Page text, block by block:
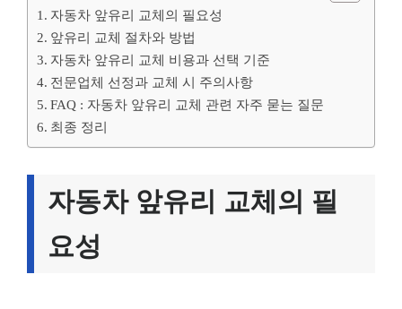
자동차 앞유리 교체의 필요성
앞유리 교체 절차와 방법
자동차 앞유리 교체 비용과 선택 기준
전문업체 선정과 교체 시 주의사항
FAQ : 자동차 앞유리 교체 관련 자주 묻는 질문
최종 정리
자동차 앞유리 교체의 필
요성